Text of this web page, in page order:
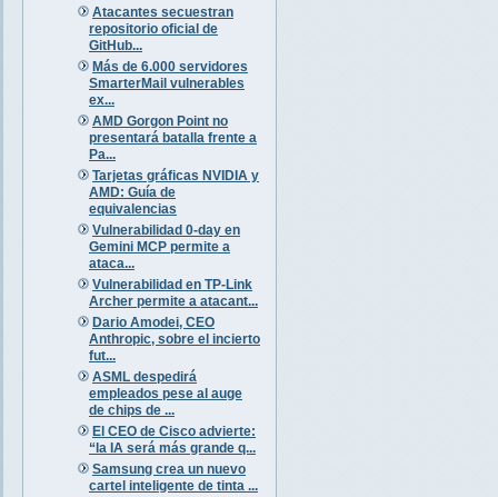
Atacantes secuestran
repositorio oficial de
GitHub...
Más de 6.000 servidores
SmarterMail vulnerables
ex...
AMD Gorgon Point no
presentará batalla frente a
Pa...
Tarjetas gráficas NVIDIA y
AMD: Guía de
equivalencias
Vulnerabilidad 0-day en
Gemini MCP permite a
ataca...
Vulnerabilidad en TP-Link
Archer permite a atacant...
Dario Amodei, CEO
Anthropic, sobre el incierto
fut...
ASML despedirá
empleados pese al auge
de chips de ...
El CEO de Cisco advierte:
“la IA será más grande q...
Samsung crea un nuevo
cartel inteligente de tinta ...